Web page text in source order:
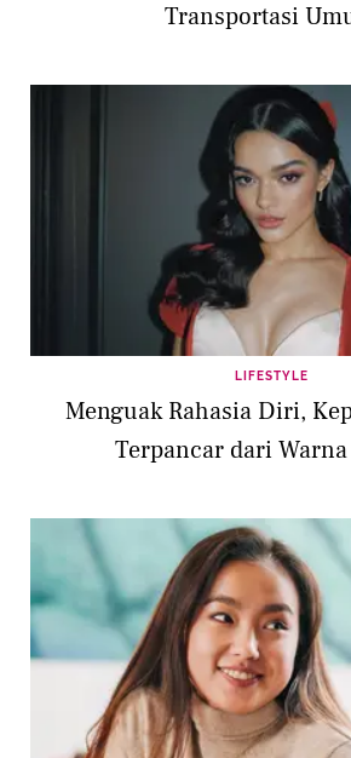
Transportasi
LIFESTYLE
Menguak Rahasia Diri,
Terpancar dari